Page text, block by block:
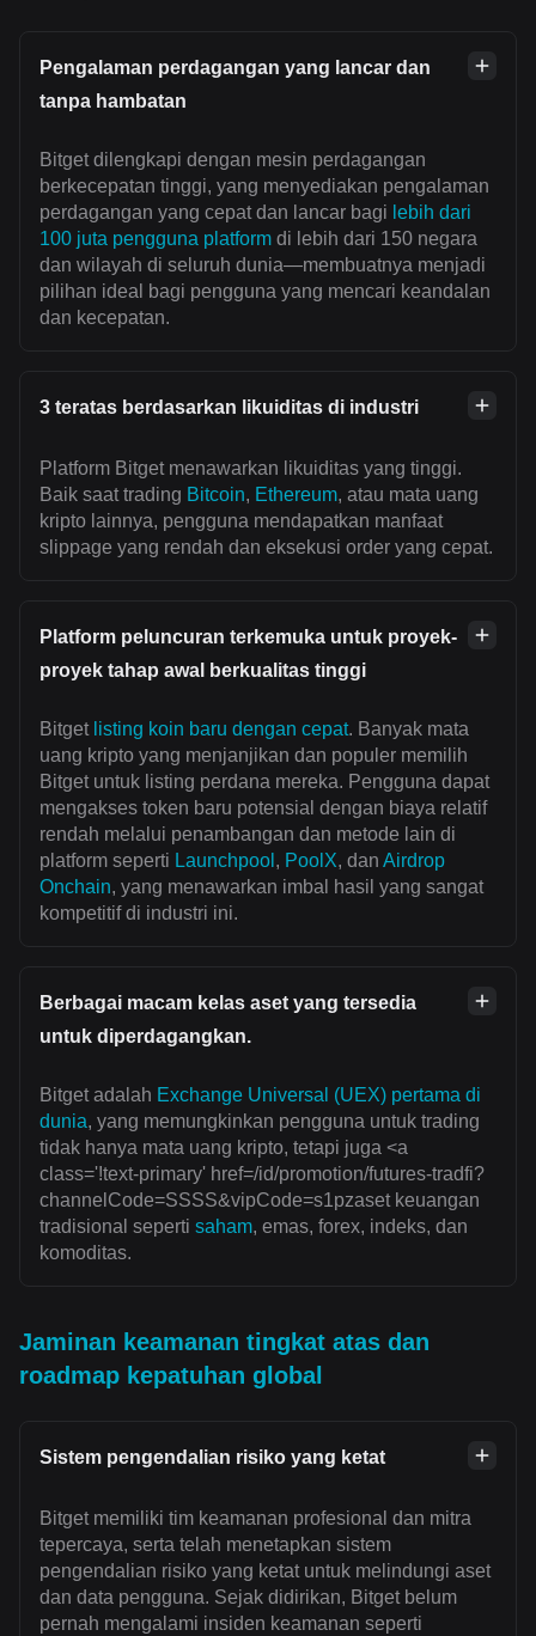
Pengalaman perdagangan yang lancar dan
tanpa hambatan
Bitget dilengkapi dengan mesin perdagangan
berkecepatan tinggi, yang menyediakan pengalaman
perdagangan yang cepat dan lancar bagi lebih dari
100 juta pengguna platform di lebih dari 150 negara
dan wilayah di seluruh dunia—membuatnya menjadi
pilihan ideal bagi pengguna yang mencari keandalan
dan kecepatan.
3 teratas berdasarkan likuiditas di industri
Platform Bitget menawarkan likuiditas yang tinggi.
Baik saat trading Bitcoin, Ethereum, atau mata uang
kripto lainnya, pengguna mendapatkan manfaat
slippage yang rendah dan eksekusi order yang cepat.
Platform peluncuran terkemuka untuk proyek-
proyek tahap awal berkualitas tinggi
Bitget listing koin baru dengan cepat. Banyak mata
uang kripto yang menjanjikan dan populer memilih
Bitget untuk listing perdana mereka. Pengguna dapat
mengakses token baru potensial dengan biaya relatif
rendah melalui penambangan dan metode lain di
platform seperti Launchpool , PoolX, dan Airdrop
Onchain, yang menawarkan imbal hasil yang sangat
kompetitif di industri ini.
Berbagai macam kelas aset yang tersedia
untuk diperdagangkan.
Bitget adalah Exchange Universal (UEX) pertama di
dunia, yang memungkinkan pengguna untuk trading
tidak hanya mata uang kripto, tetapi juga <a
class='!text-primary' href=/id/promotion/futures-tradfi?
channelCode=SSSS&vipCode=s1pzaset keuangan
tradisional seperti saham, emas, forex, indeks, dan
komoditas.
Jaminan keamanan tingkat atas dan
roadmap kepatuhan global
Sistem pengendalian risiko yang ketat
Bitget memiliki tim keamanan profesional dan mitra
tepercaya, serta telah menetapkan sistem
pengendalian risiko yang ketat untuk melindungi aset
dan data pengguna. Sejak didirikan, Bitget belum
pernah mengalami insiden keamanan seperti